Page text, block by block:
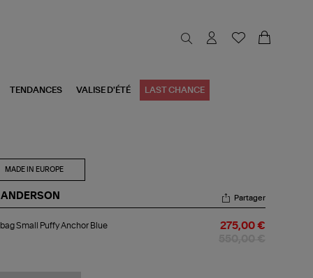
TENDANCES VALISE D'ÉTÉ LAST CHANCE
MADE IN EUROPE
Partager
Small Puffy Anchor Blue 275,00 €